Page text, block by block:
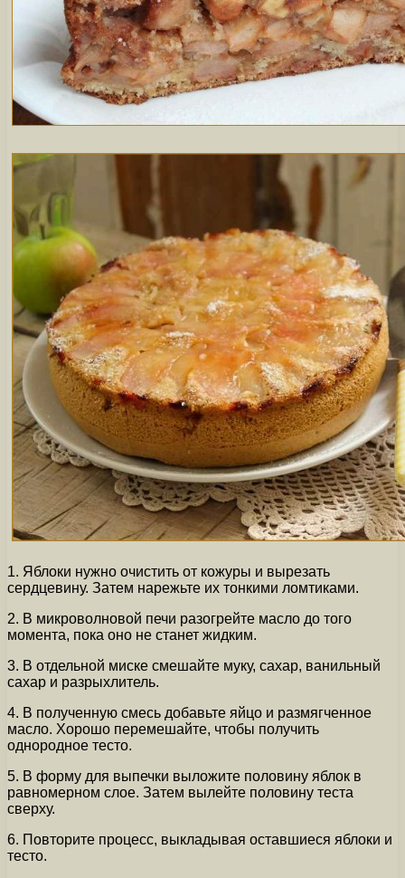
1. Яблоки нужно очистить от кожуры и вырезать
сердцевину. Затем нарежьте их тонкими ломтиками.
2. В микроволновой печи разогрейте масло до того
момента, пока оно не станет жидким.
3. В отдельной миске смешайте муку, сахар, ванильный
сахар и разрыхлитель.
4. В полученную смесь добавьте яйцо и размягченное
масло. Хорошо перемешайте, чтобы получить
однородное тесто.
5. В форму для выпечки выложите половину яблок в
равномерном слое. Затем вылейте половину теста
сверху.
6. Повторите процесс, выкладывая оставшиеся яблоки и
тесто.